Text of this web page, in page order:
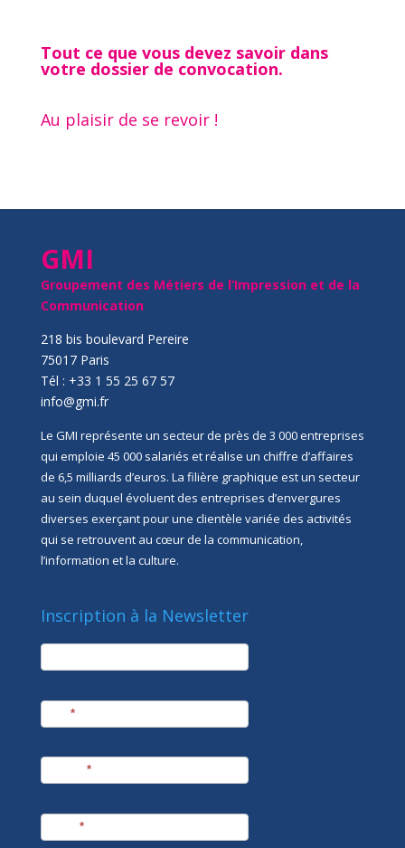
Tout ce que vous devez savoir dans
votre dossier de convocation.
Au plaisir de se revoir !
GMI
Groupement des Métiers de l’Impression et de la
Communication
218 bis boulevard Pereire
75017 Paris
Tél : +33 1 55 25 67 57
info@gmi.fr
Le GMI représente un secteur de près de 3 000 entreprises
qui emploie 45 000 salariés et réalise un chiffre d’affaires
de 6,5 milliards d’euros. La filière graphique est un secteur
au sein duquel évoluent des entreprises d’envergures
diverses exerçant pour une clientèle variée des activités
qui se retrouvent au cœur de la communication,
l’information et la culture.
Inscription à la Newsletter
newsletter
*
*
*